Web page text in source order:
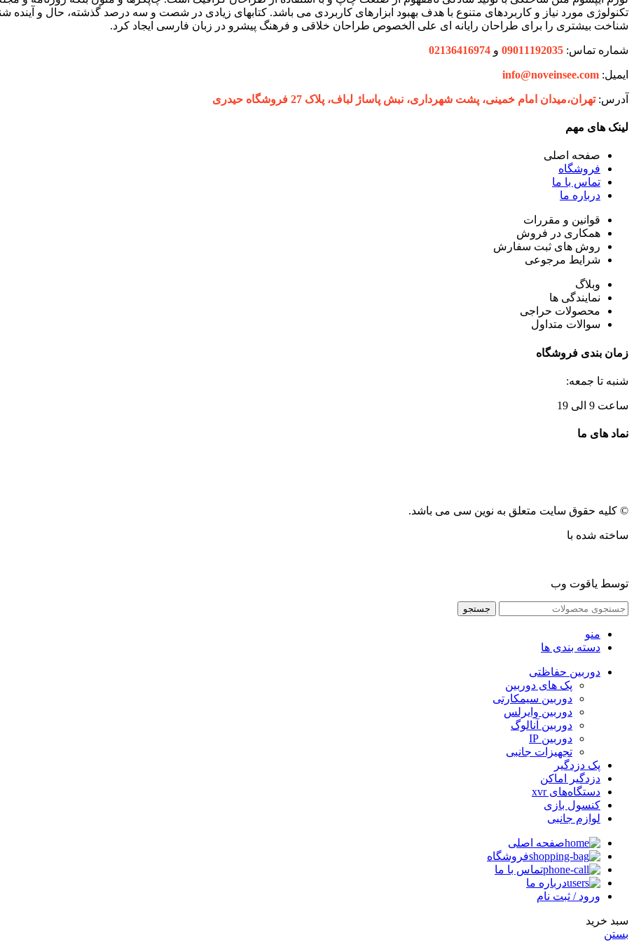
تکنولوژی مورد نیاز و کاربردهای متنوع با هدف بهبود ابزارهای کاربردی می باشد. کتابهای زیادی در شصت و سه درصد گذشته، حال و آینده
شناخت بیشتری را برای طراحان رایانه ای علی الخصوص طراحان خلاقی و فرهنگ پیشرو در زبان فارسی ایجاد کرد.
شماره تماس: 09011192035 و 02136416974
ایمیل: info@noveinsee.com
آدرس:تهران،‌میدان امام خمینی، پشت شهرداری، نبش پاساژ لباف، پلاک 27 فروشگاه حیدری
لینک های مهم
صفحه اصلی
فروشگاه
تماس با ما
درباره ما
قوانین و مقررات
همکاری در فروش
روش های ثبت سفارش
شرایط مرجوعی
وبلاگ
نمایندگی ها
محصولات حراجی
سوالات متداول
زمان بندی فروشگاه
شنبه تا جمعه:
ساعت 9 الی 19
نماد های ما
© کلیه حقوق سایت متعلق به نوین سی می باشد.
ساخته شده با
توسط یاقوت وب
جستجو
منو
دسته بندی ها
دوربین حفاظتی
پک های دوربین
دوربین سیمکارتی
دوربین وایرلس
دوربین آنالوگ
دوربین IP
تجهیزات جانبی
پک دزدگیر
دزدگیر اماکن
دستگاه‌های xvr
کنسول بازی
لوازم جانبی
صفحه اصلی
فروشگاه
تماس با ما
درباره ما
ورود / ثبت نام
سبد خرید
بستن